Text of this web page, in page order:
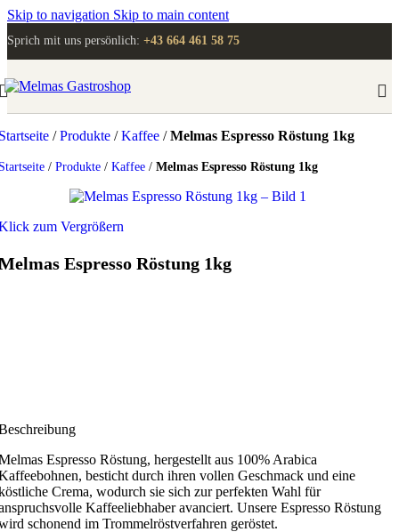
Skip to navigation Skip to main content
Sprich mit uns persönlich: +43 664 461 58 75
/Produkte /Kaffee /Melmas Espresso Röstung 1kg
/ Produkte / Kaffee / Melmas Espresso Röstung 1kg
zum Vergrößern
Espresso Röstung 1kg
Espresso Röstung, hergestellt aus 100% Arabica
besticht durch ihren vollen Geschmack und eine
Crema, wodurch sie sich zur perfekten Wahl für
Kaffeeliebhaber avanciert. Unsere Espresso Röstung
schonend im Trommelröstverfahren geröstet.